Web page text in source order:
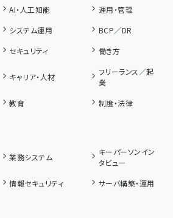
AI・人工知能
運用・管理
システム運用
BCP／DR
セキュリティ 働き方
キャリア・人材
フリーランス／起
業
教育 制度・法律
業務システム
キーパーソンイン
タビュー
情報セキュリティ
サーバ構築・運用